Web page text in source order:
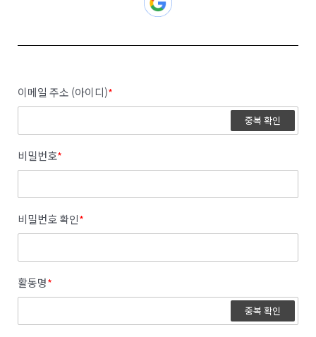
이메일 주소 (아이디)*
중복 확인
비밀번호*
비밀번호 확인*
활동명*
중복 확인